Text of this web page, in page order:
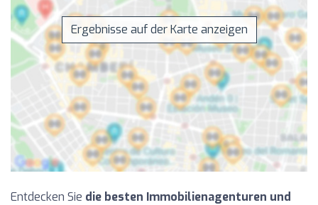
Ergebnisse auf der Karte anzeigen
Entdecken Sie die besten Immobilienagenturen und